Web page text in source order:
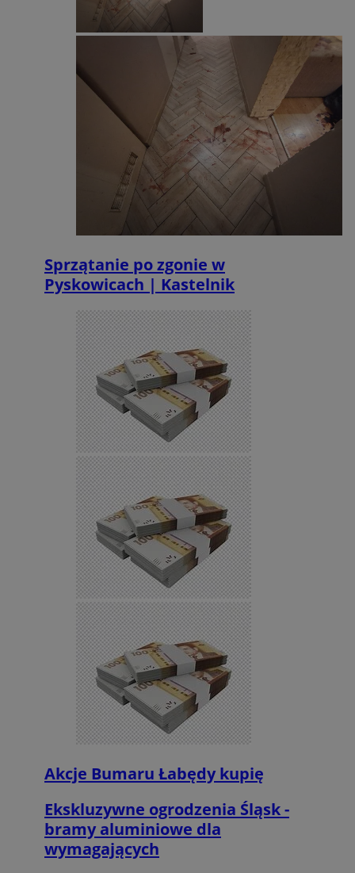
Sprzątanie po zgonie w
Pyskowicach | Kastelnik
Akcje Bumaru Łabędy kupię
Ekskluzywne ogrodzenia Śląsk -
bramy aluminiowe dla
wymagających